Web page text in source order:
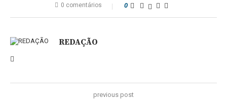
0 comentários 0
REDAÇÃO
previous post